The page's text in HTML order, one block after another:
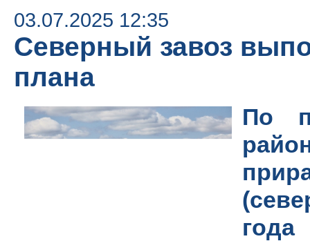
03.07.2025 12:35
Северный завоз
плана
По